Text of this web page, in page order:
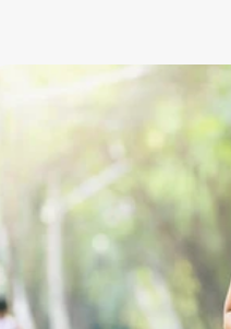
一些有關超慢跑的
讓減肥變得超輕